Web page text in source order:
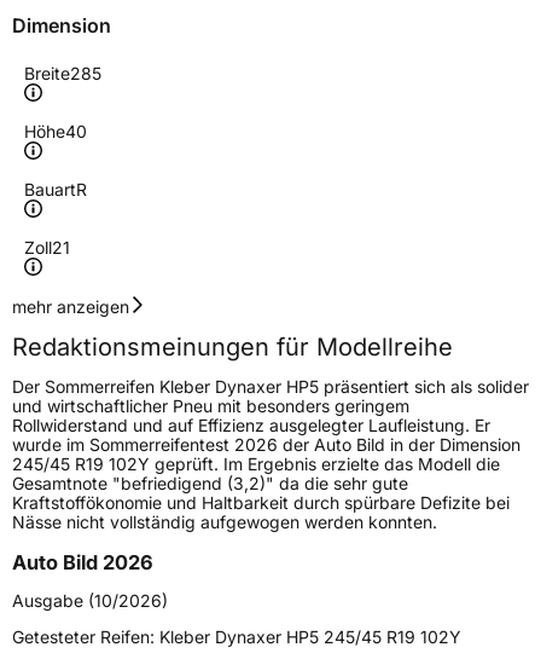
Dimension
Breite285
Höhe40
BauartR
Zoll21
Geschwindigkeitsindex
Höchstgeschwindigkeit
300 km/h
Lastindex109
Höchstlast1030 kg
Generelle Merkmale
FahrzeugtypSUV
VerwendungSommerreifen
Modellname Dynaxer HP5 SUV
mehr anzeigen
Redaktionsmeinungen für Modellreihe
Der Sommerreifen Kleber Dynaxer HP5 präsentiert sich als solider
und wirtschaftlicher Pneu mit besonders geringem
Rollwiderstand und auf Effizienz ausgelegter Laufleistung. Er
wurde im Sommerreifentest 2026 der Auto Bild in der Dimension
245/45 R19 102Y geprüft. Im Ergebnis erzielte das Modell die
Gesamtnote "befriedigend (3,2)" da die sehr gute
Kraftstoffökonomie und Haltbarkeit durch spürbare Defizite bei
Nässe nicht vollständig aufgewogen werden konnten.
Auto Bild 2026
Ausgabe (10/2026)
Getesteter Reifen: Kleber Dynaxer HP5 245/45 R19 102Y